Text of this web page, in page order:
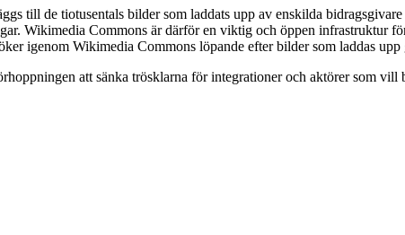
till de tiotusentals bilder som laddats upp av enskilda
Wikimedia Commons är därför en viktig och öppen infrastruktur
igenom Wikimedia Commons löpande efter bilder som laddas upp
att sänka trösklarna för integrationer och aktörer som